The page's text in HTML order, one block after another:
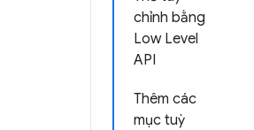
chỉnh bằng
Low Level
API
Thêm các
mục tuỳ